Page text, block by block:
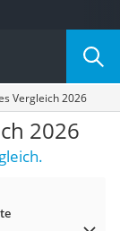
Vergleich 2026
2026